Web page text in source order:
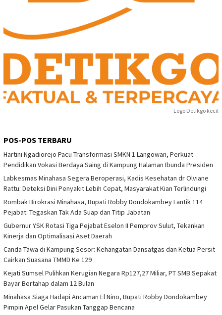
Logo Detikgo kecil
POS-POS TERBARU
Hartini Ngadiorejo Pacu Transformasi SMKN 1 Langowan, Perkuat
Pendidikan Vokasi Berdaya Saing di Kampung Halaman Ibunda Presiden
Labkesmas Minahasa Segera Beroperasi, Kadis Kesehatan dr Olviane
Rattu: Deteksi Dini Penyakit Lebih Cepat, Masyarakat Kian Terlindungi
Rombak Birokrasi Minahasa, Bupati Robby Dondokambey Lantik 114
Pejabat: Tegaskan Tak Ada Suap dan Titip Jabatan
Gubernur YSK Rotasi Tiga Pejabat Eselon II Pemprov Sulut, Tekankan
Kinerja dan Optimalisasi Aset Daerah
Canda Tawa di Kampung Sesor: Kehangatan Dansatgas dan Ketua Persit
Cairkan Suasana TMMD Ke 129
Kejati Sumsel Pulihkan Kerugian Negara Rp127,27 Miliar, PT SMB Sepakat
Bayar Bertahap dalam 12 Bulan
Minahasa Siaga Hadapi Ancaman El Nino, Bupati Robby Dondokambey
Pimpin Apel Gelar Pasukan Tanggap Bencana